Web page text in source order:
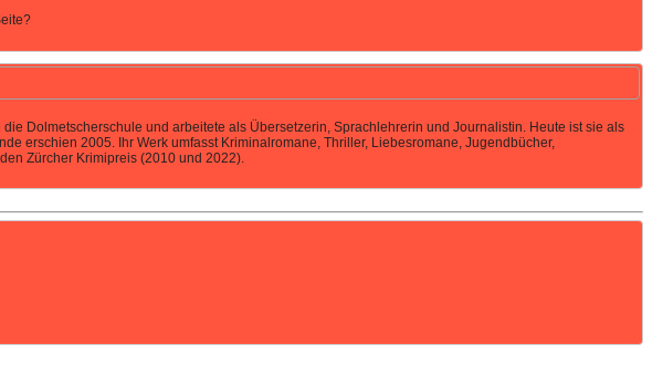
Dolmetscherschule und arbeitete als Übersetzerin, Sprachlehrerin und Journalistin. Heute ist sie als
erschien 2005. Ihr Werk umfasst Kriminalromane, Thriller, Liebesromane, Jugendbücher,
Zürcher Krimipreis (2010 und 2022).